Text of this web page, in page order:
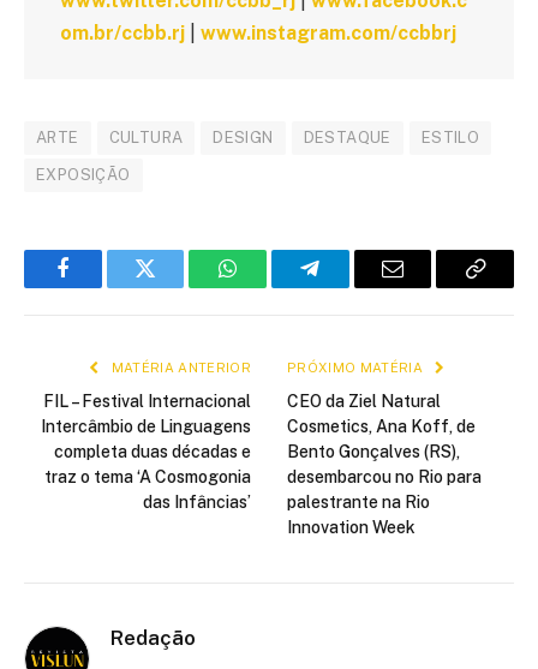
om.br/ccbb.rj
www.instagram.com/ccbbrj
ARTE CULTURA DESIGN DESTAQUE ESTILO
EXPOSIÇÃO
FacebookTwitter WhatsAppTelegramE-
Copiar
MATÉRIA ANTERIOR
FIL – Festival Internacional
Intercâmbio de Linguagens
completa duas décadas e
traz o tema ‘A Cosmogonia
das Infâncias’
PRÓXIMO MATÉRIA
CEO da Ziel Natural
Cosmetics, Ana Koff, de
Bento Gonçalves (RS),
desembarcou no Rio para
palestrante na Rio
Innovation Week
Redação